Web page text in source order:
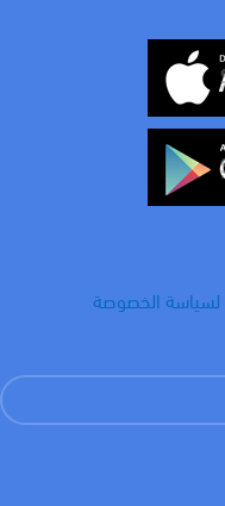
لسياسة الخصوصة